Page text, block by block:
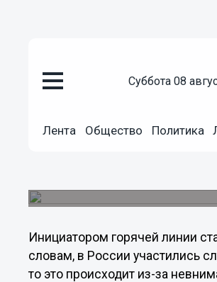
суббота 08
Лента Общество Политика
14.08.2012 00:58
Открыта горячая
аттракционах
Инициатором горячей линии
словам, в России участились
то это происходит из-за